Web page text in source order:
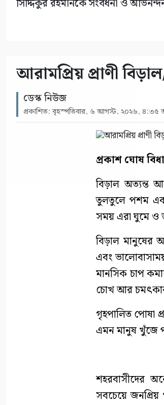
সিদ্দিকুর রহমানকে সংবর্ধনা ও
আরামপ্রিয় প্রাণী
ডেস্ক নিউজ
প্রকাশিত: বৃহস্পতিবার, ৬ আগস্ট, ২০২৬, ৪:৩৫
প্রকাশ ঘোষ
বিড়াল অত্যন্ত
তুলতুলে পশম এবং
সময় এরা ঘুমে ও
বিড়াল মানুষের
এবং
মানসিক চাপ
চোখ আর
গৃহপালিত পোষা
এমন মানুষ খুঁজে
শহরবাসীদের
সবচেয়ে জনপ্রিয়